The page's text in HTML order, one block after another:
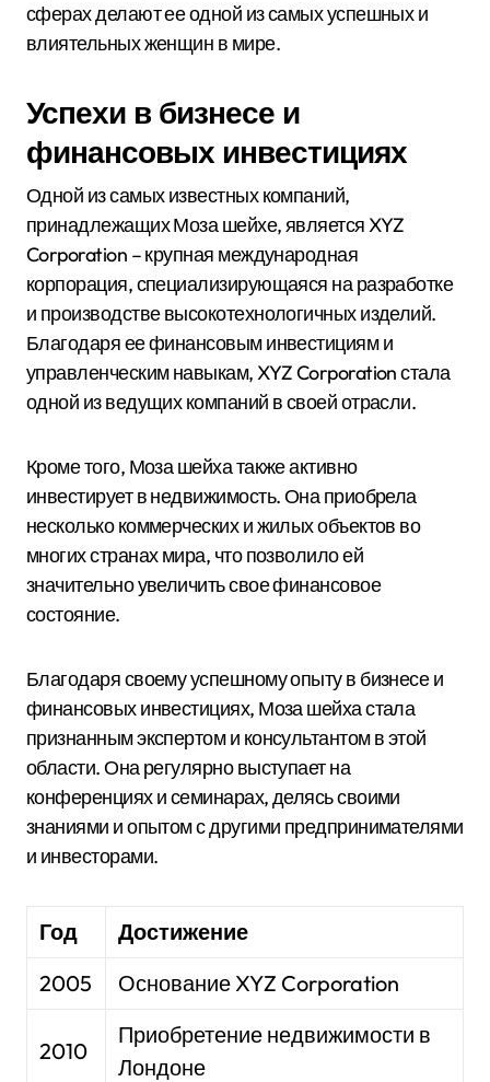
сферах делают ее одной из самых успешных и
влиятельных женщин в мире.
Успехи в бизнесе и
финансовых инвестициях
Одной из самых известных компаний,
принадлежащих Моза шейхе, является XYZ
Corporation – крупная международная
корпорация, специализирующаяся на разработке
и производстве высокотехнологичных изделий.
Благодаря ее финансовым инвестициям и
управленческим навыкам, XYZ Corporation стала
одной из ведущих компаний в своей отрасли.
Кроме того, Моза шейха также активно
инвестирует в недвижимость. Она приобрела
несколько коммерческих и жилых объектов во
многих странах мира, что позволило ей
значительно увеличить свое финансовое
состояние.
Благодаря своему успешному опыту в бизнесе и
финансовых инвестициях, Моза шейха стала
признанным экспертом и консультантом в этой
области. Она регулярно выступает на
конференциях и семинарах, делясь своими
знаниями и опытом с другими предпринимателями
и инвесторами.
Год
Достижение
2005
Основание XYZ Corporation
2010
Приобретение недвижимости в
Лондоне